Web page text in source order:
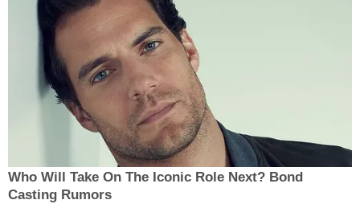
Who Will Take On The Iconic Role Next? Bond
Casting Rumors